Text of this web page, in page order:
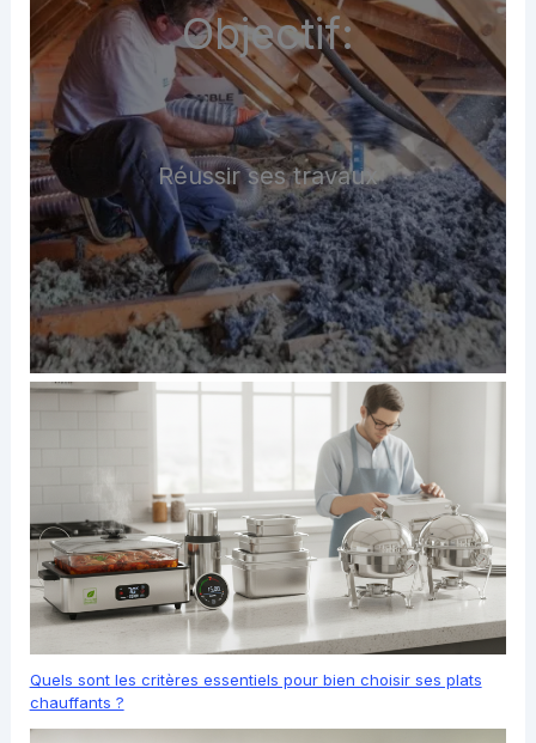
Objectif:
Réussir ses travaux
Quels sont les critères essentiels pour bien choisir ses plats
chauffants ?